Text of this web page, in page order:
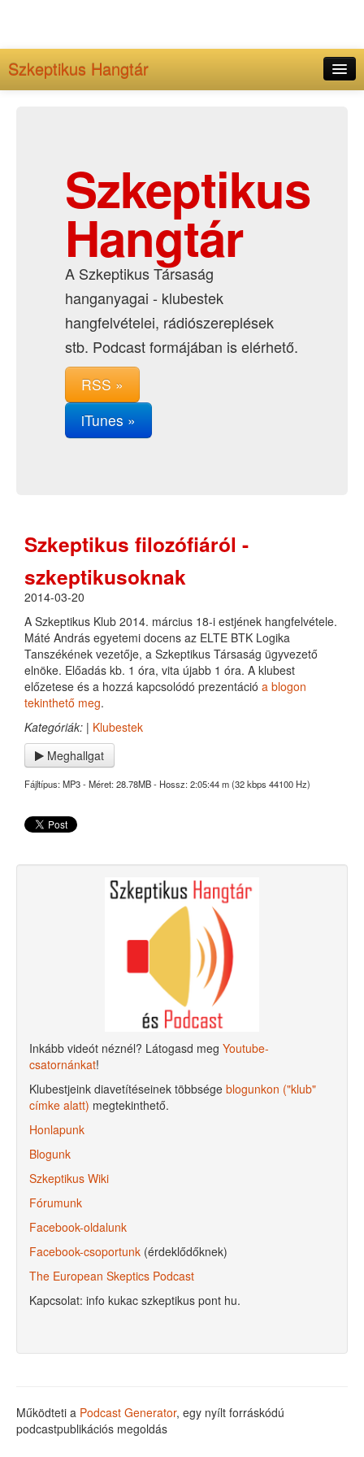
Szkeptikus Hangtár
Szkeptikus
Hangtár
A Szkeptikus Társaság
hanganyagai - klubestek
hangfelvételei, rádiószereplések
stb. Podcast formájában is elérhető.
RSS »
iTunes »
Szkeptikus filozófiáról -
szkeptikusoknak
2014-03-20
A Szkeptikus Klub 2014. március 18-i estjének hangfelvétele.
Máté András egyetemi docens az ELTE BTK Logika
Tanszékének vezetője, a Szkeptikus Társaság ügyvezető
elnöke. Előadás kb. 1 óra, vita újabb 1 óra. A klubest
előzetese és a hozzá kapcsolódó prezentáció a blogon
tekinthető meg.
Kategóriák: | Klubestek
Meghallgat
Fájltípus: MP3 - Méret: 28.78MB - Hossz: 2:05:44 m (32 kbps 44100 Hz)
Inkább videót néznél? Látogasd meg Youtube-
csatornánkat!
Klubestjeink diavetítéseinek többsége blogunkon ("klub"
címke alatt) megtekinthető.
Honlapunk
Blogunk
Szkeptikus Wiki
Fórumunk
Facebook-oldalunk
Facebook-csoportunk (érdeklődőknek)
The European Skeptics Podcast
Kapcsolat: info kukac szkeptikus pont hu.
Működteti a Podcast Generator, egy nyílt forráskódú
podcastpublikációs megoldás